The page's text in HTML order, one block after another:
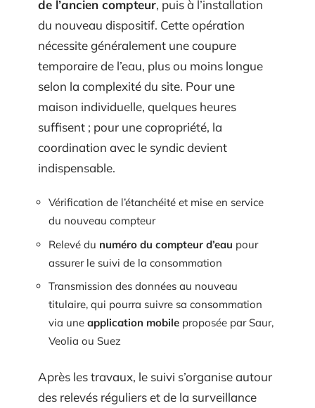
de l’ancien compteur, puis à l’installation
du nouveau dispositif. Cette opération
nécessite généralement une coupure
temporaire de l’eau, plus ou moins longue
selon la complexité du site. Pour une
maison individuelle, quelques heures
suffisent ; pour une copropriété, la
coordination avec le syndic devient
indispensable.
Vérification de l’étanchéité et mise en service
du nouveau compteur
Relevé du numéro du compteur d’eau pour
assurer le suivi de la consommation
Transmission des données au nouveau
titulaire, qui pourra suivre sa consommation
via une application mobile proposée par Saur,
Veolia ou Suez
Après les travaux, le suivi s’organise autour
des relevés réguliers et de la surveillance